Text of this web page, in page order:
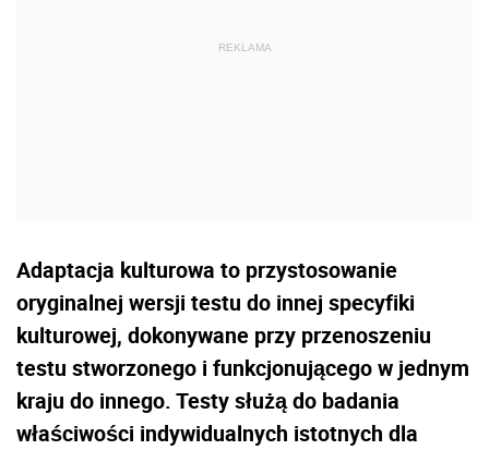
Adaptacja kulturowa to przystosowanie
oryginalnej wersji testu do innej specyfiki
kulturowej, dokonywane przy przenoszeniu
testu stworzonego i funkcjonującego w jednym
kraju do innego. Testy służą do badania
właściwości indywidualnych istotnych dla